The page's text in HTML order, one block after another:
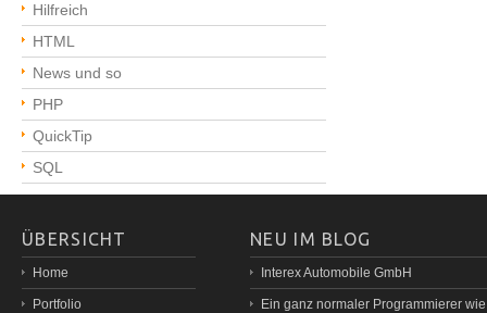
Hilfreich
HTML
News und so
PHP
QuickTip
SQL
ÜBERSICHT
Home
Portfolio
NEU IM BLOG
Interex Automobile GmbH
Ein ganz normaler Programmierer